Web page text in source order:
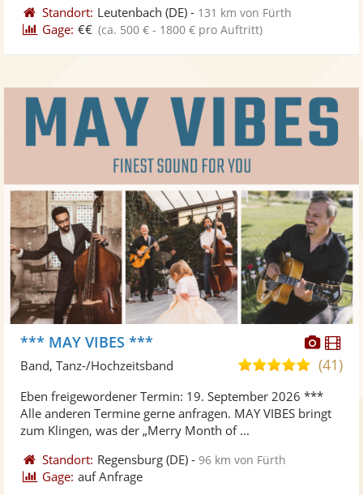
Standort: Leutenbach (DE) - 131 km von Fürth
Gage: €€ (ca. 500 € - 1800 € pro Auftritt)
Fotos
*** MAY VIBES ***
5,0
Sternen
(41)
Band, Tanz-/Hochzeitsband
Eben freigewordener Termin: 19. September 2026 ***
Alle anderen Termine gerne anfragen. MAY VIBES bringt
zum Klingen, was der „Merry Month of ...
Standort: Regensburg (DE) -96 km von Fürth
Gage: auf Anfrage